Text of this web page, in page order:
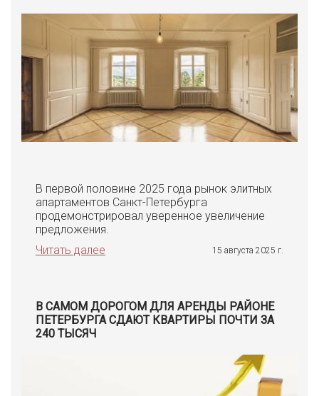
В первой половине 2025 года рынок элитных
апартаментов Санкт-Петербурга
продемонстрировал уверенное увеличение
предложения.
Читать далее
15 августа 2025 г.
В САМОМ ДОРОГОМ ДЛЯ АРЕНДЫ РАЙОНЕ
ПЕТЕРБУРГА СДАЮТ КВАРТИРЫ ПОЧТИ ЗА
240 ТЫСЯЧ